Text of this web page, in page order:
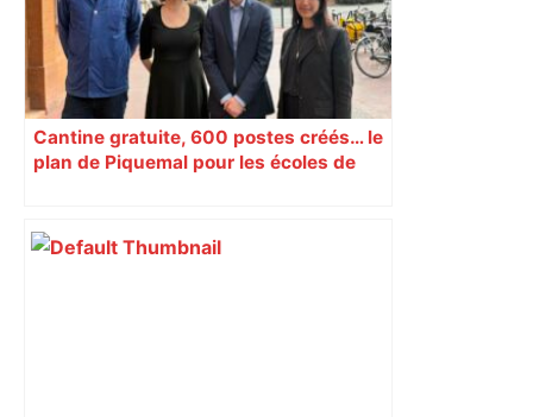
Cantine gratuite, 600 postes créés… le
plan de Piquemal pour les écoles de